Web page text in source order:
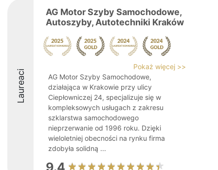
Laureaci
AG Motor Szyby Samochodowe,
Autoszyby, Autotechniki Kraków
Pokaż więcej >>
AG Motor Szyby Samochodowe,
działająca w Krakowie przy ulicy
Ciepłowniczej 24, specjalizuje się w
kompleksowych usługach z zakresu
szklarstwa samochodowego
nieprzerwanie od 1996 roku. Dzięki
wieloletniej obecności na rynku firma
zdobyła solidną ...
9.4